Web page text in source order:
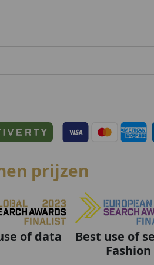
prijzen
of data
Best use of
Fashion